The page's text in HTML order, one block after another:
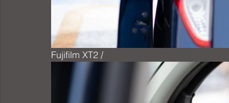
Fujifilm XT2 /